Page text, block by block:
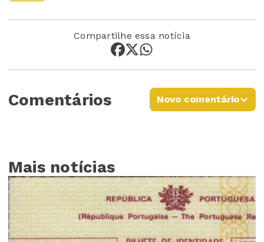
Compartilhe essa notícia
Comentários Novo comentário
Mais notícias